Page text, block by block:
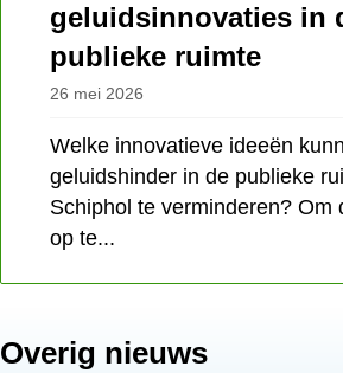
geluidsinnovaties in
publieke ruimte
26 mei 2026
Welke innovatieve ideeën
geluidshinder in de publieke
Schiphol te verminderen? Om
op te...
Overig nieuws